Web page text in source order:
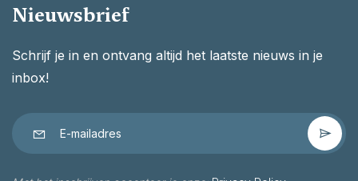
Nieuwsbrief
Schrijf je in en ontvang altijd het laatste nieuws in je
inbox!